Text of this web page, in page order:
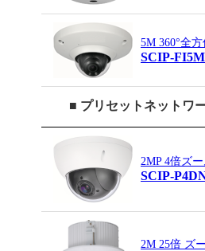
5M 360°全
SCIP-
■ プリセットネットワ
2MP 4倍ズ
SCIP-
2M 25倍 ズ